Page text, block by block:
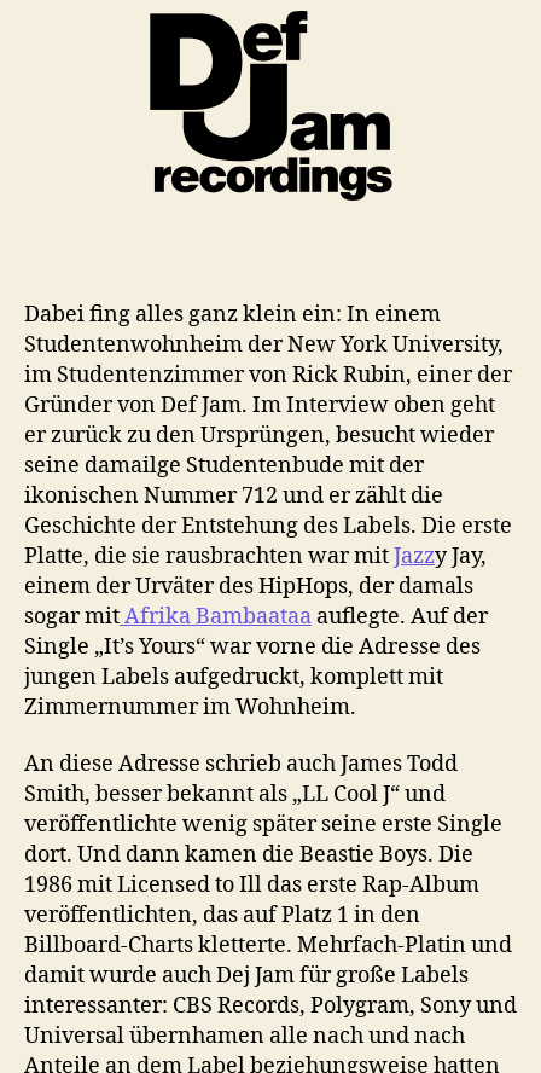
Dabei fing alles ganz klein ein: In einem
Studentenwohnheim der New York University,
im Studentenzimmer von Rick Rubin, einer der
Gründer von Def Jam. Im Interview oben geht
er zurück zu den Ursprüngen, besucht wieder
seine damailge Studentenbude mit der
ikonischen Nummer 712 und er zählt die
Geschichte der Entstehung des Labels. Die erste
Platte, die sie rausbrachten war mitJazzy Jay,
einem der Urväter des HipHops, der damals
sogar mitAfrika Bambaataa auflegte. Auf der
Single „It’s Yours“ war vorne die Adresse des
jungen Labels aufgedruckt, komplett mit
Zimmernummer im Wohnheim.
An diese Adresse schrieb auch James Todd
Smith, besser bekannt als „LL Cool J“ und
veröffentlichte wenig später seine erste Single
dort. Und dann kamen die Beastie Boys. Die
1986 mit Licensed to Ill das erste Rap-Album
veröffentlichten, das auf Platz 1 in den
Billboard-Charts kletterte. Mehrfach-Platin und
damit wurde auch Dej Jam für große Labels
interessanter: CBS Records, Polygram, Sony und
Universal übernhamen alle nach und nach
Anteile an dem Label beziehungsweise hatten